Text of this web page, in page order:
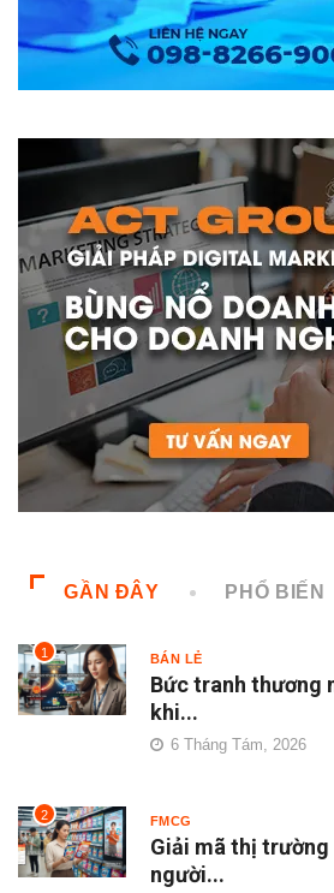
GẦN ĐÂY PHỔ BIẾN
1 BÁN LẺ
Bức tranh thương
khi...
6 Tháng Tám, 2026
2 FMCG
Giải mã thị trường
người...